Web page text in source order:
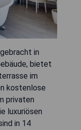
in
bietet
im
kostenlose
privaten
luxuriösen
in 14